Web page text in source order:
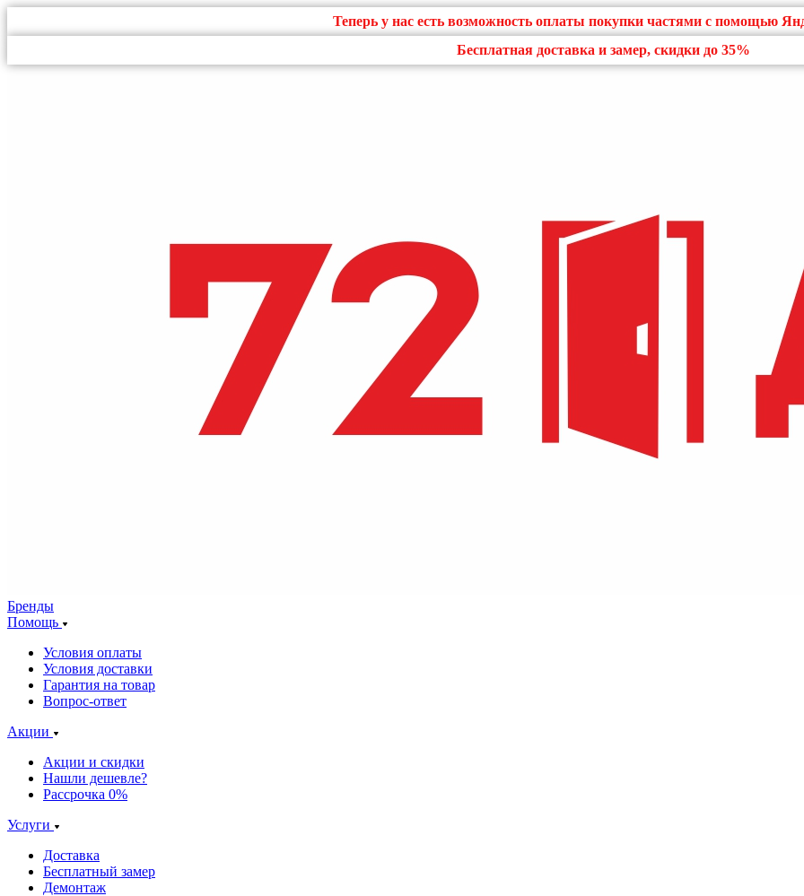
Теперь у нас есть возможность оплаты покупки частями с помощью
Бесплатная доставка и замер, скидки до 35%
Бренды
Помощь
Условия оплаты
Условия доставки
Гарантия на товар
Вопрос-ответ
Акции
Акции и скидки
Нашли дешевле?
Рассрочка 0%
Услуги
Доставка
Бесплатный замер
Демонтаж